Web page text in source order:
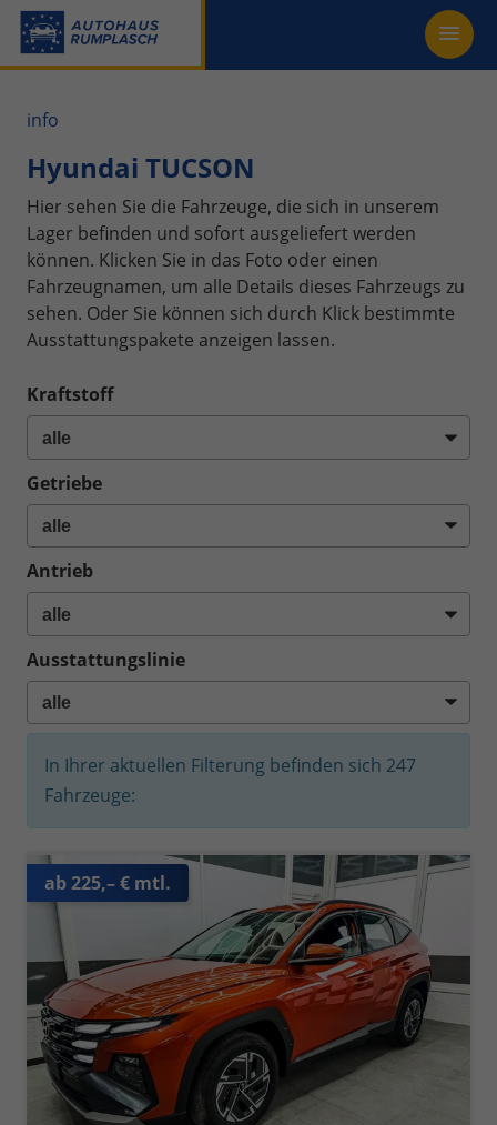
info
Hyundai TUCSON
Hier sehen Sie die Fahrzeuge, die sich in unserem
Lager befinden und sofort ausgeliefert werden
können. Klicken Sie in das Foto oder einen
Fahrzeugnamen, um alle Details dieses Fahrzeugs zu
sehen. Oder Sie können sich durch Klick bestimmte
Ausstattungspakete anzeigen lassen.
Kraftstoff
Getriebe
Antrieb
Ausstattungslinie
In Ihrer aktuellen Filterung befinden sich 247
Fahrzeuge:
ab 225,– € mtl.